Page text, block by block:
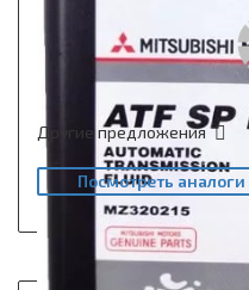
Другие предложения
Посмотреть аналоги